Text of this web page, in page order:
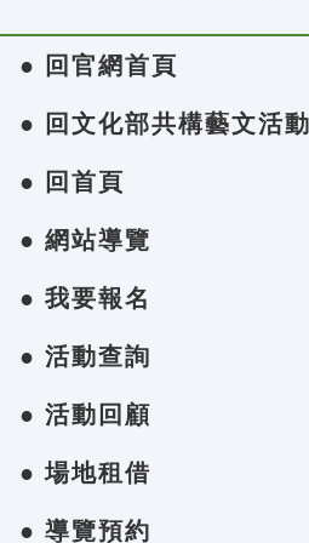
● 回官網首頁
● 回文化部共構藝文活
● 回首頁
● 網站導覽
● 我要報名
● 活動查詢
● 活動回顧
● 場地租借
● 導覽預約